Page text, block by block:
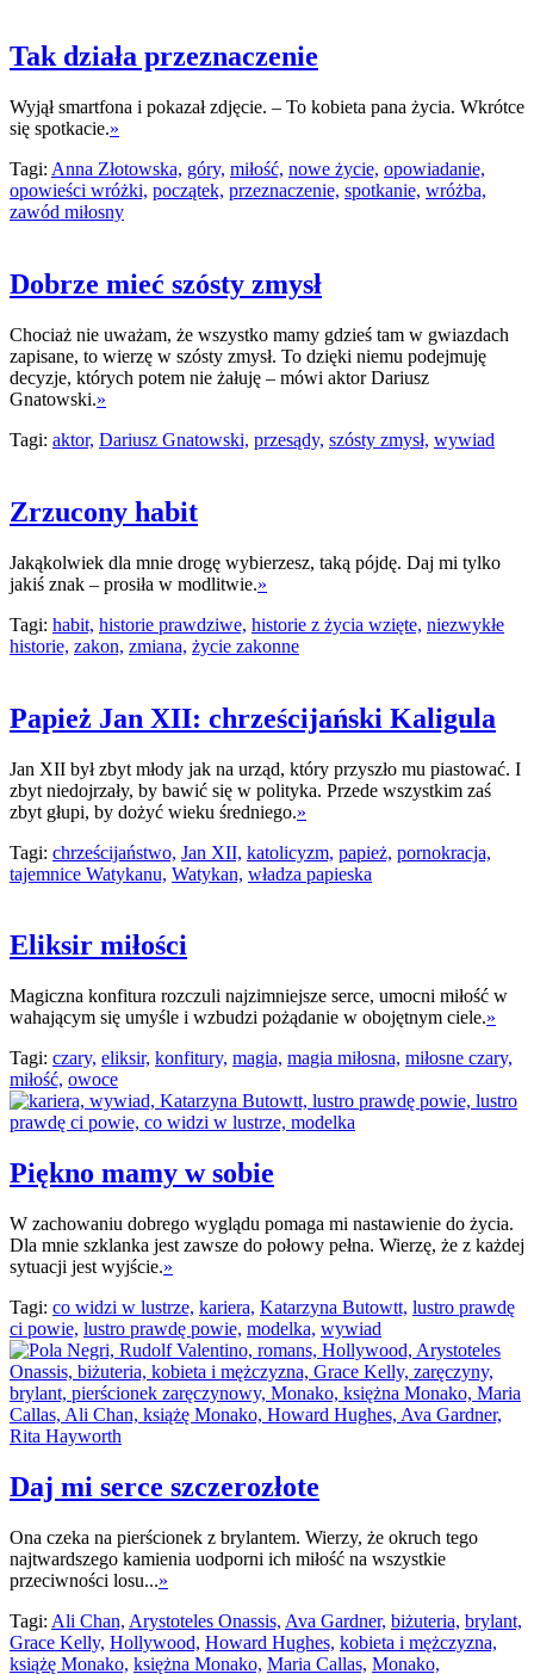
Tak działa przeznaczenie
Wyjął smartfona i pokazał zdjęcie. – To kobieta pana życia. Wkrótce
się spotkacie.»
Tagi: Anna Złotowska, góry, miłość, nowe życie, opowiadanie,
opowieści wróżki, początek, przeznaczenie, spotkanie, wróżba,
zawód miłosny
Dobrze mieć szósty zmysł
Chociaż nie uważam, że wszystko mamy gdzieś tam w gwiazdach
zapisane, to wierzę w szósty zmysł. To dzięki niemu podejmuję
decyzje, których potem nie żałuję – mówi aktor Dariusz
Gnatowski.»
Tagi: aktor, Dariusz Gnatowski, przesądy, szósty zmysł, wywiad
Zrzucony habit
Jakąkolwiek dla mnie drogę wybierzesz, taką pójdę. Daj mi tylko
jakiś znak – prosiła w modlitwie.»
Tagi: habit, historie prawdziwe, historie z życia wzięte, niezwykłe
historie, zakon, zmiana, życie zakonne
Papież Jan XII: chrześcijański Kaligula
Jan XII był zbyt młody jak na urząd, który przyszło mu piastować. I
zbyt niedojrzały, by bawić się w polityka. Przede wszystkim zaś
zbyt głupi, by dożyć wieku średniego.»
Tagi: chrześcijaństwo, Jan XII, katolicyzm, papież, pornokracja,
tajemnice Watykanu, Watykan, władza papieska
Eliksir miłości
Magiczna konfitura rozczuli najzimniejsze serce, umocni miłość w
wahającym się umyśle i wzbudzi pożądanie w obojętnym ciele.»
Tagi: czary, eliksir, konfitury, magia, magia miłosna, miłosne czary,
miłość, owoce
Piękno mamy w sobie
W zachowaniu dobrego wyglądu pomaga mi nastawienie do życia.
Dla mnie szklanka jest zawsze do połowy pełna. Wierzę, że z każdej
sytuacji jest wyjście.»
Tagi: co widzi w lustrze, kariera, Katarzyna Butowtt, lustro prawdę
ci powie, lustro prawdę powie, modelka, wywiad
Daj mi serce szczerozłote
Ona czeka na pierścionek z brylantem. Wierzy, że okruch tego
najtwardszego kamienia uodporni ich miłość na wszystkie
przeciwności losu...»
Tagi: Ali Chan, Arystoteles Onassis, Ava Gardner, biżuteria, brylant,
Grace Kelly, Hollywood, Howard Hughes, kobieta i mężczyzna,
książę Monako, księżna Monako, Maria Callas, Monako,